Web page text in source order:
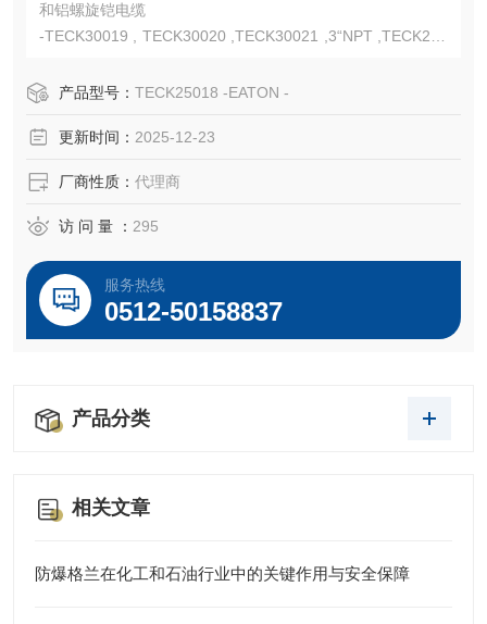
和铝螺旋铠电缆
-TECK30019 , TECK30020 ,TECK30021 ,3“NPT ,TECK250
-NEC/CEC:Class I，Class II, Groups E, F, G，Class III，CS
产品型号： TECK25018 -EATON -
更新时间： 2025-12-23
厂商性质： 代理商
访 问 量 ： 295
服务热线
0512-50158837
产品分类
相关文章
防爆格兰在化工和石油行业中的关键作用与安全保障